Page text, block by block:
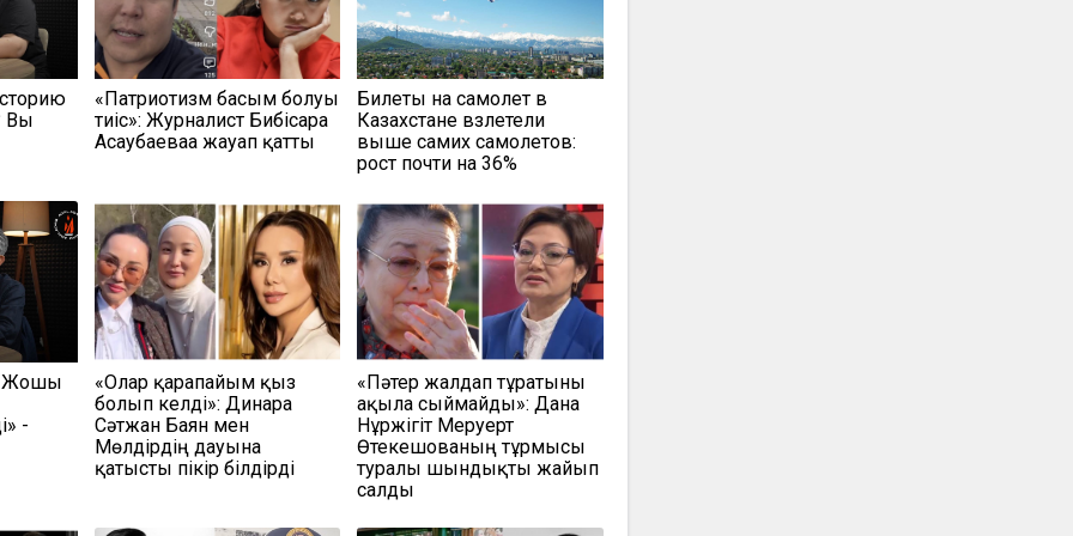
Вы
«Патриотизм басым болуы
тиіс»: Журналист Бибісара
Асаубаеваға жауап қатты
Билеты на самолет в
Казахстане взлетели
выше самих самолетов:
рост почти на 36%
Жошы
-
«Олар қарапайым қыз
болып келді»: Динара
Сәтжан Баян мен
Мөлдірдің дауына
қатысты пікір білдірді
«Пәтер жалдап тұратыны
ақылға сыймайды»: Дана
Нұржігіт Меруерт
Өтекешованың тұрмысы
туралы шындықты жайып
салды